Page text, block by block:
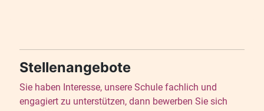
Stellenangebote
Sie haben Interesse, unsere Schule fachlich und
engagiert zu unterstützen, dann bewerben Sie sich